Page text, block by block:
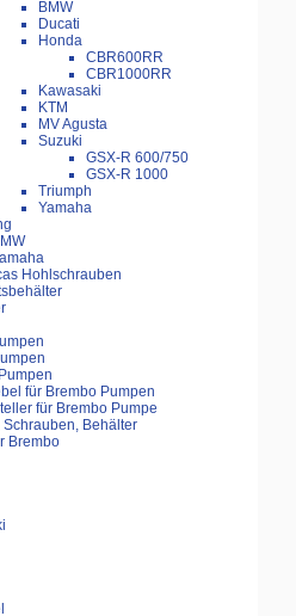
BMW
Ducati
Honda
CBR600RR
CBR1000RR
Kawasaki
KTM
MV Agusta
Suzuki
GSX-R 600/750
GSX-R 1000
Triumph
Yamaha
Hohlschrauben
für Brembo Pumpen
für Brembo Pumpe
Schrauben, Behälter
Brembo